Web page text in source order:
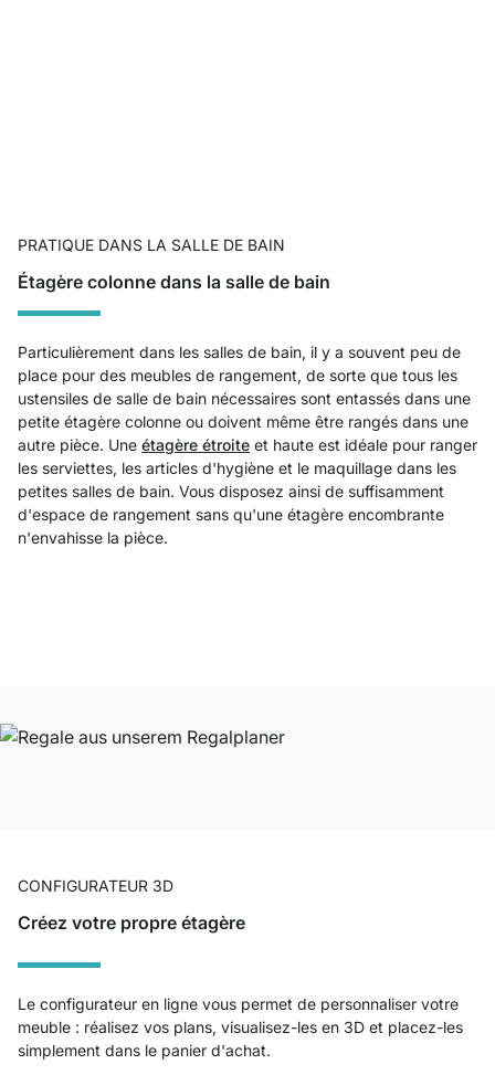
PRATIQUE DANS LA SALLE DE BAIN
Étagère colonne dans la salle de bain
Particulièrement dans les salles de bain, il y a souvent peu de
place pour des meubles de rangement, de sorte que tous les
ustensiles de salle de bain nécessaires sont entassés dans une
petite étagère colonne ou doivent même être rangés dans une
autre pièce. Une étagère étroite et haute est idéale pour ranger
les serviettes, les articles d'hygiène et le maquillage dans les
petites salles de bain. Vous disposez ainsi de suffisamment
d'espace de rangement sans qu'une étagère encombrante
n'envahisse la pièce.
CONFIGURATEUR 3D
Créez votre propre étagère
Le configurateur en ligne vous permet de personnaliser votre
meuble : réalisez vos plans, visualisez-les en 3D et placez-les
simplement dans le panier d'achat.